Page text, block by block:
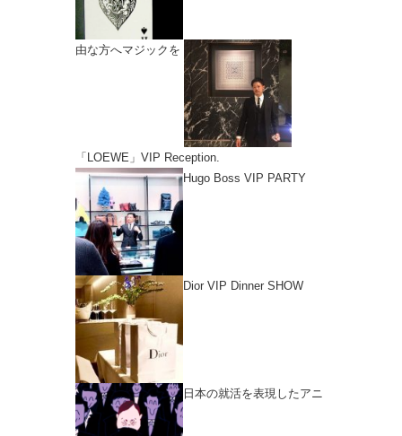
由な方へマジックを
「LOEWE」VIP Reception.
Hugo Boss VIP PARTY
Dior VIP Dinner SHOW
日本の就活を表現したアニ